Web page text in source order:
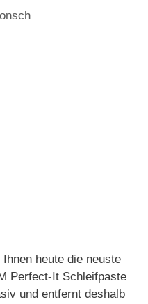
heute die neuste
Perfect-It Schleifpaste
und entfernt deshalb